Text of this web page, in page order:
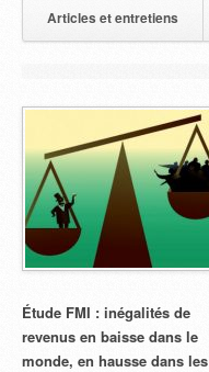
Articles et entretiens
Étude FMI : inégalités de
revenus en baisse dans le
monde, en hausse dans les